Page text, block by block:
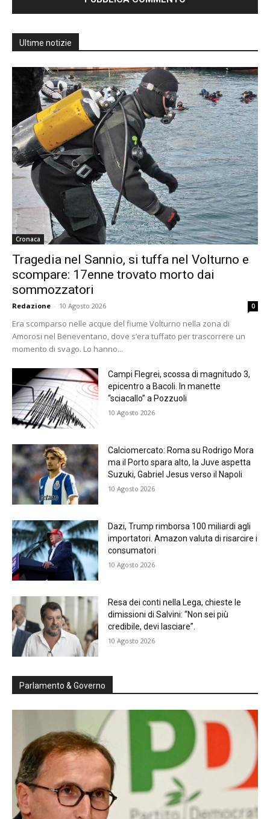
Ultime notizie
Cronaca
Tragedia nel Sannio, si tuffa nel Volturno e
scompare: 17enne trovato morto dai
sommozzatori
Redazione - 10 Agosto 2026 0
Era scomparso nelle acque del fiume Volturno nella zona di
Amorosi nel Beneventano, dove s’era tuffato per trascorrere un
momento di svago. Lo hanno...
Campi Flegrei, scossa di magnitudo 3,
epicentro a Bacoli. In manette
“sciacallo” a Pozzuoli
10 Agosto 2026
Calciomercato: Roma su Rodrigo Mora
ma il Porto spara alto, la Juve aspetta
Suzuki, Gabriel Jesus verso il Napoli
10 Agosto 2026
Dazi, Trump rimborsa 100 miliardi agli
importatori. Amazon valuta di risarcire i
consumatori
10 Agosto 2026
Resa dei conti nella Lega, chieste le
dimissioni di Salvini: “Non sei più
credibile, devi lasciare”.
10 Agosto 2026
Parlamento & Governo